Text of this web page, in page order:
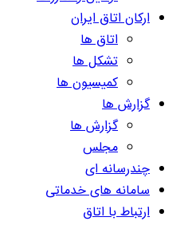
ارکان اتاق ایران
اتاق ها
تشکل ها
کمیسیون ها
گزارش ها
گزارش ها
مجلس
چندرسانه ای
سامانه های خدماتی
ارتباط با اتاق